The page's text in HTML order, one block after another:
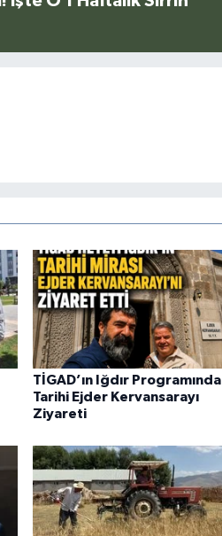
TİGAD’ın Iğdır Programında
Tarihi Ejder Kervansarayı
Ziyareti